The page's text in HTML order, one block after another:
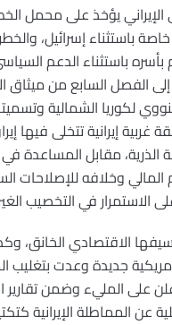
يؤخذ على محمل
باستثناء إسرائيل،
باستثناء الدعم
الفصل السابع من
النووي لكوريا الشمالية
غربية إيرانية تتخلى
الذرية، مقابل
المالي وخلافه
الاستمرار في التخصيب
وسيفها الاقتصادي
أمريكية جديدة وعدت
على المليء وضمن
عن المماطلة